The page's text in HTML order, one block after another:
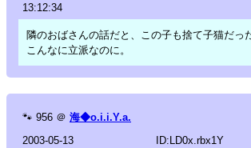
13:12:34
隣のおばさんの話だと、この子も捨て子猫だっ
こんなに立派なのに。
🐾 956 ＠ 海◆o.i.i.Y.a.
2003-05-13
ID:LD0x.rbx1Y